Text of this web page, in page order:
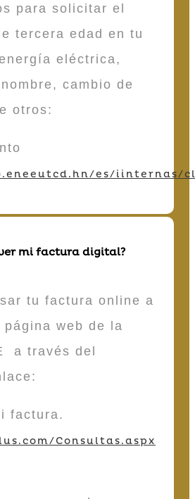
para solicitar el
tercera edad en tu
eléctrica,
cambio de
otros:
es/iinternas/
mi factura digital?
tu factura online a
web de la
a través del
factura.
Consultas.aspx